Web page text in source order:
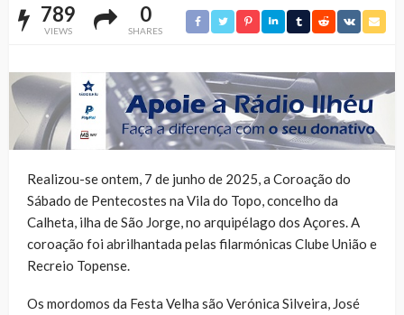
789
VIEWS
0
SHARES
Realizou-se ontem, 7 de junho de 2025, a Coroação do
Sábado de Pentecostes na Vila do Topo, concelho da
Calheta, ilha de São Jorge, no arquipélago dos Açores. A
coroação foi abrilhantada pelas filarmónicas Clube União e
Recreio Topense.
Os mordomos da Festa Velha são Verónica Silveira, José